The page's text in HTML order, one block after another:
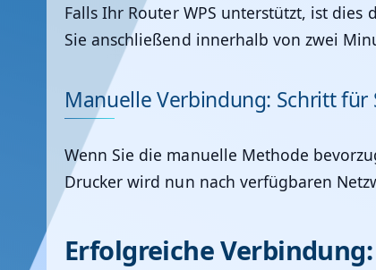
Falls Ihr Router WPS unterstützt, ist
Sie anschließend innerhalb von zwei
Manuelle Verbindung: Schritt für
Wenn Sie die manuelle Methode
Drucker wird nun nach verfügbaren
Erfolgreiche